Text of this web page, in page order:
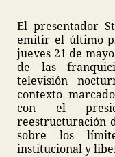
El presentador
emitir el último
jueves 21 de
de las
televisión
contexto
con el
reestructuración
sobre los
institucional y